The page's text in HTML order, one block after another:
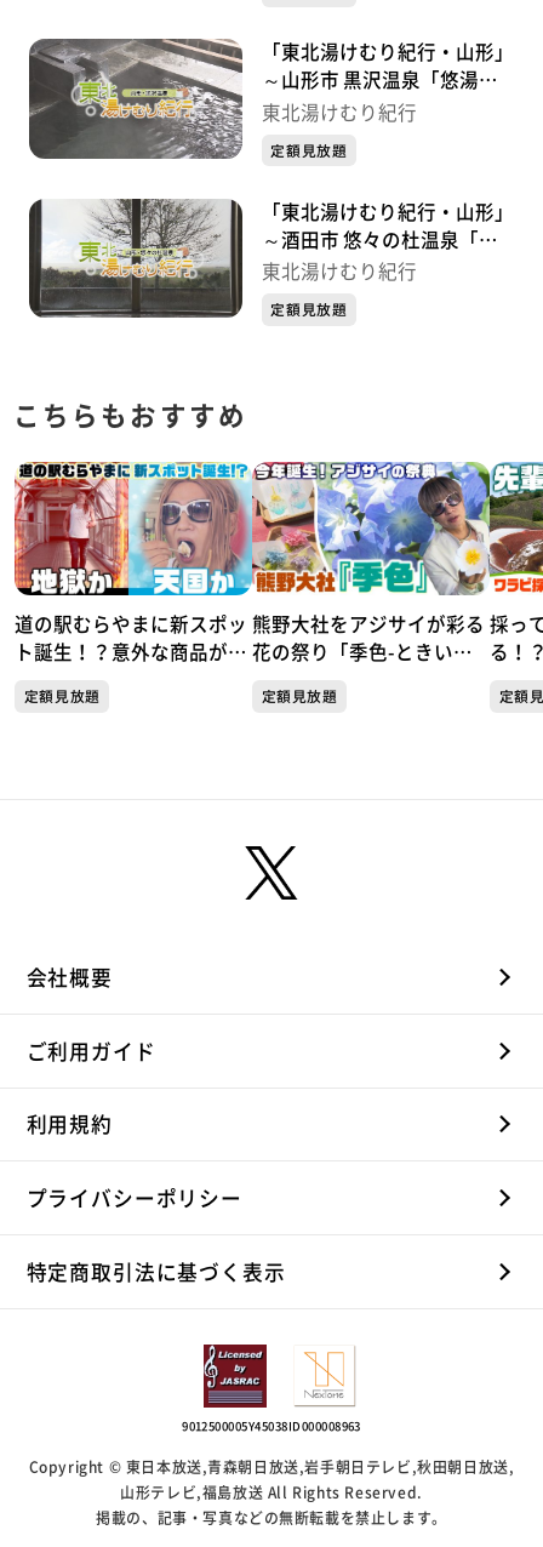
「東北湯けむり紀行・山形」
～山形市 黒沢温泉「悠湯の
郷ゆさ＆おふろcafe yusa」
東北湯けむり紀行
定額見放題
「東北湯けむり紀行・山形」
～酒田市 悠々の杜温泉「ア
イアイひらた」～
東北湯けむり紀行
定額見放題
こちらもおすすめ
道の駅むらやまに新スポッ
ト誕生！？意外な商品が人
だけしか楽しめない極上の
定額見放題
熊野大社をアジサイが彩る
花の祭り「季色-ときい
定額見放題
採っ
る！
定額
会社概要
ご利用ガイド
利用規約
プライバシーポリシー
特定商取引法に基づく表示
9012500005Y45038 ID000008963
Copyright © 東日本放送,青森朝日放送,岩手朝日テレビ,秋田朝日放送,
山形テレビ,福島放送 All Rights Reserved.
掲載の、記事・写真などの無断転載を禁止します。